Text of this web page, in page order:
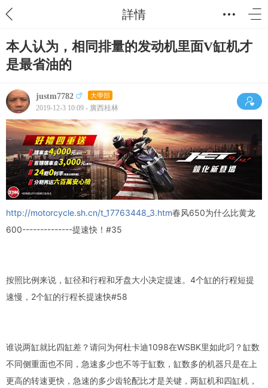
詳情
本人认为，相同排量的发动机里面V缸机才
是最省油的
justm7782 大學部
2019-12-3 10:09 - 廣西桂林
http://motorcycle.sh.cn/t_17763448_3.htm春风650为什么比黄龙
600--------------提速快！ #35
按照比例来说，缸径和行程和牙盘大小决定提速。4个缸的行程短提
速慢，2个缸的行程长提速快#58
谁说两缸就比四缸差？请问为何杜卡迪1098在WSBK里如此叼？缸数
不同侧重面也不同，急速多少也不等于缸数，缸数多的机器只是在上
更高的转速更快，急速的多少齿轮配比才是关键，两缸机和四缸机，